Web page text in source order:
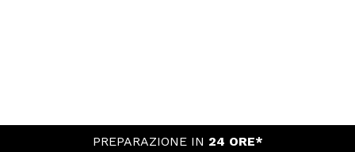
PREPARAZIONE IN 24 ORE*